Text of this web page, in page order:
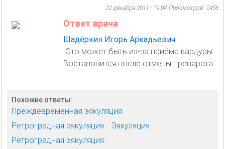
22 декабря 2011 - 19:04 Просмотров: 2456
Ответ врача
Шадёркин Игорь Аркадьевич
Это может быть из-за приёма кардуры.
Востановится после отмены препарата.
Похожие ответы:
Преждевременная эякуляция
Ретроградная эякуляция
Эякуляция
Ретроградная эякуляция.